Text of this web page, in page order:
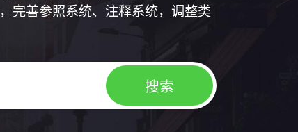
完善参照系统、注释系统，调整类